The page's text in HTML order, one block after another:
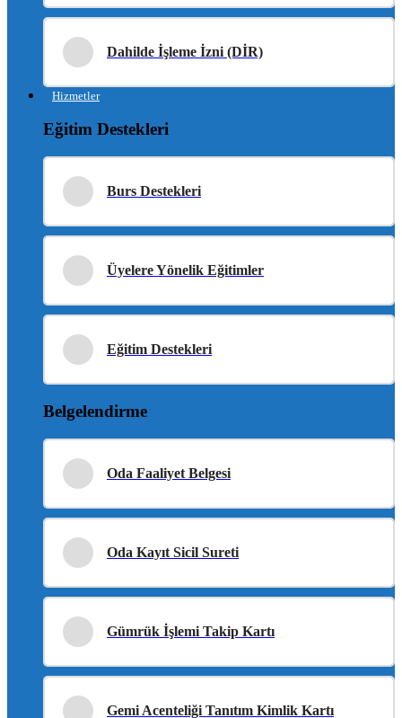
Dahilde İşleme İzni (DİR)
Hizmetler
Eğitim Destekleri
Burs Destekleri
Üyelere Yönelik Eğitimler
Eğitim Destekleri
Belgelendirme
Oda Faaliyet Belgesi
Oda Kayıt Sicil Sureti
Gümrük İşlemi Takip Kartı
Gemi Acenteliği Tanıtım Kimlik Kartı